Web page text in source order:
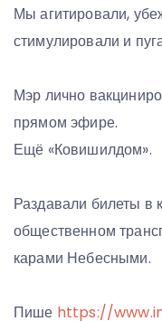
Мы агитировали,
стимулировали и
Мэр лично
прямом эфире.
Ещё «Ковишилдом».
Раздавали билеты в
общественном
карами Небесными.
Пише https://